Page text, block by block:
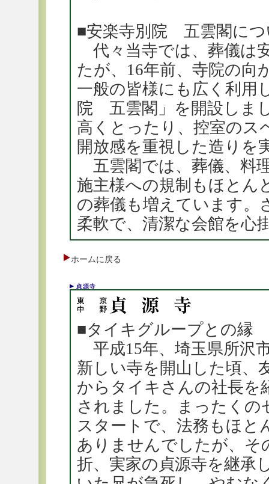
■安楽寺別院 五雲閣につ
代々当寺では、葬儀は
たが、16年前、寺院の向
一般の皆様にも広く利用
院 五雲閣」を開設しま
高くとったり、控室のス
開放感を重視した造りを
五雲閣では、葬儀、料
施主様への規制もほとん
の葬儀も増えています。
柔軟で、清潔な会館を心
ホームに戻る
■タイキグループとの縁
平成15年、埼玉県所沢
新しい寺を開山した頃、
からタイキさんの社長を
されました。まったくの
スタートで、法務もほと
ありませんでしたが、そ
折、実家の貞源寺を継承